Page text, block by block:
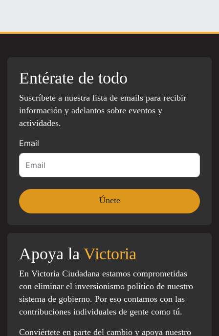
Entérate de todo
Suscríbete a nuestra lista de emails para recibir
información y adelantos sobre eventos y
actividades.
Email
Apoya la Victoria
En Victoria Ciudadana estamos comprometidas
con eliminar el inversionismo político de nuestro
sistema de gobierno. Por eso contamos con las
contribuciones individuales de gente como tú.
Conviértete en parte del cambio y apoya nuestro